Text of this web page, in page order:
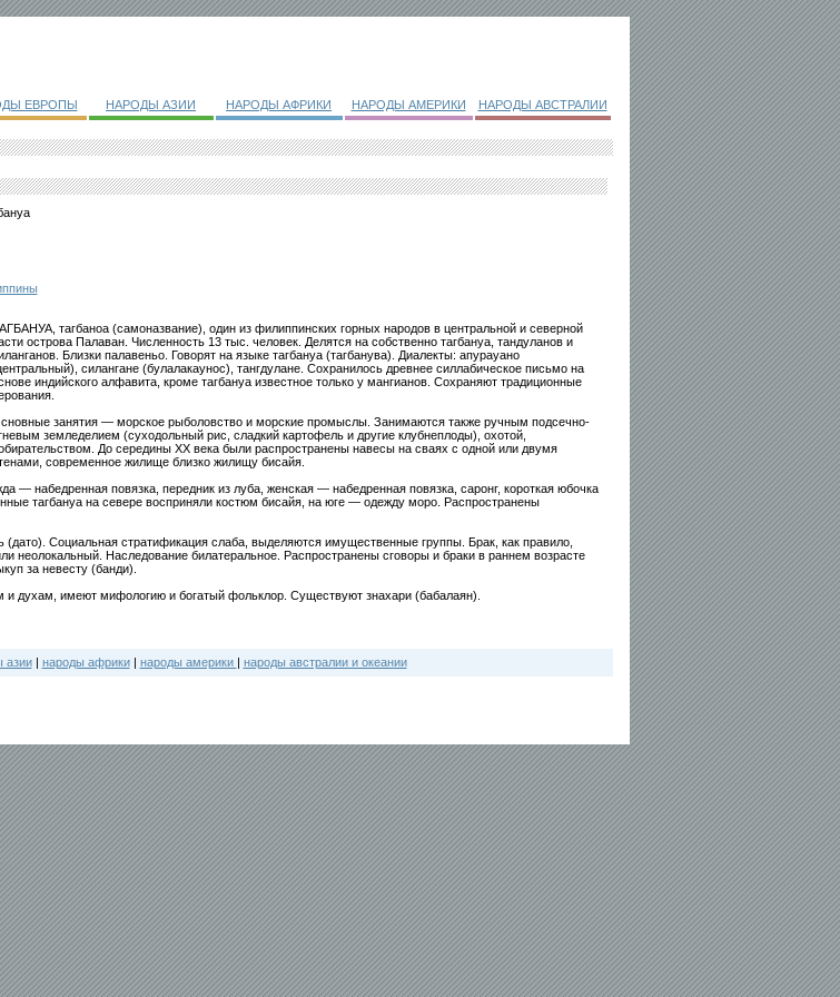
ЕВРОПЫ НАРОДЫ АЗИИ НАРОДЫ АФРИКИ НАРОДЫ АМЕРИКИ НАРОДЫ АВСТРАЛИИ
тагбаноа (самоназвание), один из филиппинских горных народов в центральной и северной
острова Палаван. Численность 13 тыс. человек. Делятся на собственно тагбануа, тандуланов и
Близки палавеньо. Говорят на языке тагбануа (тагбанува). Диалекты: апурауано
силангане (булалакаунос), тангдулане. Сохранилось древнее силлабическое письмо на
индийского алфавита, кроме тагбануа известное только у мангианов. Сохраняют традиционные
занятия — морское рыболовство и морские промыслы. Занимаются также ручным подсечно-
земледелием (суходольный рис, сладкий картофель и другие клубнеплоды), охотой,
До середины XX века были распространены навесы на сваях с одной или двумя
современное жилище близко жилищу бисайя.
— набедренная повязка, передник из луба, женская — набедренная повязка, саронг, короткая юбочка
тагбануа на севере восприняли костюм бисайя, на юге — одежду моро. Распространены
Социальная стратификация слаба, выделяются имущественные группы. Брак, как правило,
неолокальный. Наследование билатеральное. Распространены сговоры и браки в раннем возрасте
за невесту (банди).
и духам, имеют мифологию и богатый фольклор. Существуют знахари (бабалаян).
азии| народы африки| народы америки | народы австралии и океании